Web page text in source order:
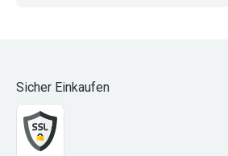
Sicher Einkaufen